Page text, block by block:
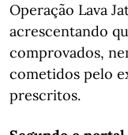
Operação Lava
acrescentando
comprovados,
cometidos pelo
prescritos.